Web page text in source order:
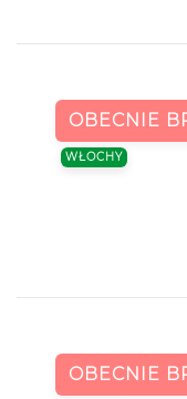
OBECNIE
WŁOCHY
OBECNIE